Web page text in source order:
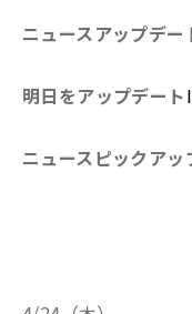
ニュースアップデー
明日をアップデート
ニュースピックアッ